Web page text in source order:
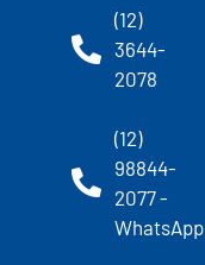
(12)
3644-
2078
(12)
98844-
2077 -
WhatsApp